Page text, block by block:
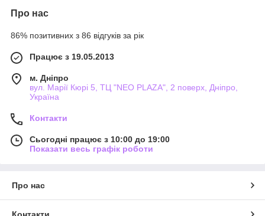
Про нас
86% позитивних з 86 відгуків за рік
Працює з 19.05.2013
м. Дніпро
вул. Марії Кюрі 5, ТЦ "NEO PLAZA", 2 поверх, Дніпро,
Україна
Контакти
Сьогодні працює з 10:00 до 19:00
Показати весь графік роботи
Про нас